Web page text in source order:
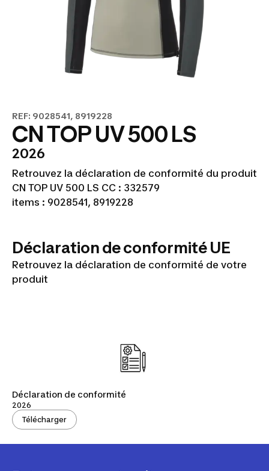
REF: 9028541, 8919228
CN TOP UV 500 LS
2026
Retrouvez la déclaration de conformité du produit
CN TOP UV 500 LS CC : 332579
items : 9028541, 8919228
Déclaration de conformité UE
Retrouvez la déclaration de conformité de votre
produit
Déclaration de conformité
2026
Télécharger